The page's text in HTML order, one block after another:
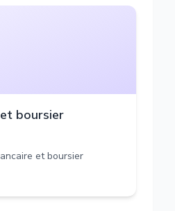
boursier
et boursier